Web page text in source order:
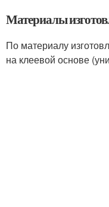
Материалы
По материалу
на клеевой основе